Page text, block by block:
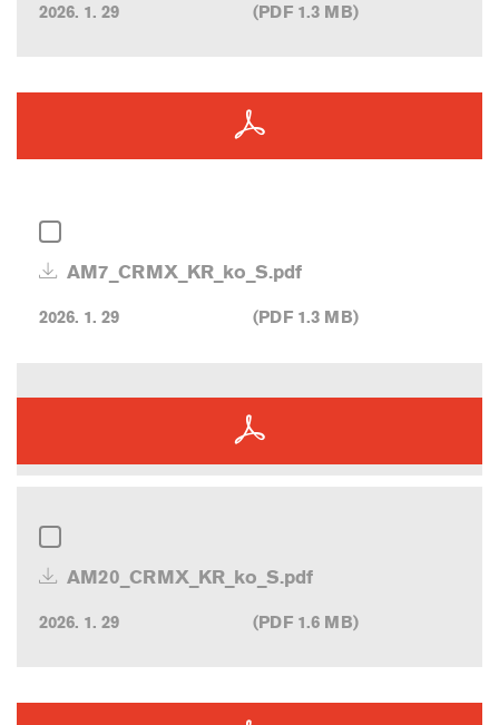
2026. 1. 29 (PDF 1.3 MB)
AM7_CRMX_KR_ko_S.pdf
2026. 1. 29 (PDF 1.3 MB)
AM20_CRMX_KR_ko_S.pdf
2026. 1. 29 (PDF 1.6 MB)